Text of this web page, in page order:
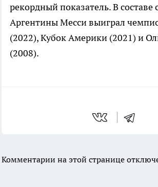
рекордный показатель. В составе
Аргентины Месси выиграл
(2022), Кубок Америки (2021) и
(2008).
Комментарии на этой странице